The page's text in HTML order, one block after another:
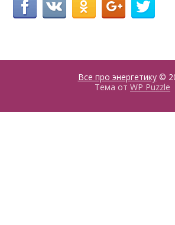
Все про энергетику©
Тема от WP Puzzle